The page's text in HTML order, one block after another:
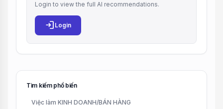
Login to view the full AI recommendations.
login Login
Tìm kiếm phổ biến
Việc làm KINH DOANH/BÁN HÀNG